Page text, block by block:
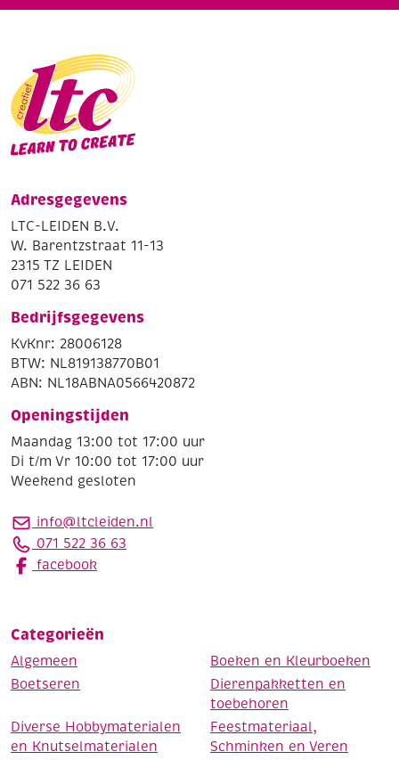
Adresgegevens
LTC-LEIDEN B.V.
W. Barentzstraat 11-13
2315 TZ LEIDEN
071 522 36 63
Bedrijfsgegevens
KvKnr: 28006128
BTW: NL819138770B01
ABN: NL18ABNA0566420872
Openingstijden
Maandag 13:00 tot 17:00 uur
Di t/m Vr 10:00 tot 17:00 uur
Weekend gesloten
info@ltcleiden.nl
071 522 36 63
facebook
Categorieën
Algemeen
Boeken en Kleurboeken
Boetseren
Dierenpakketten en
toebehoren
Diverse Hobbymaterialen
en Knutselmaterialen
Feestmateriaal,
Schminken en Veren